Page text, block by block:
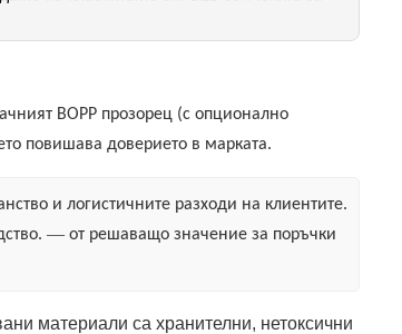
BOPP прозорец (с опционално
повишава доверието в марката.
и логистичните разходи на клиентите.
— от решаващо значение за поръчки
материали са хранителни, нетоксични